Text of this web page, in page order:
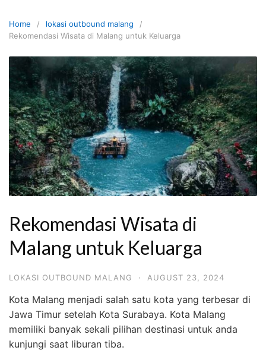
content
Home
lokasi outbound malang
Rekomendasi Wisata di Malang untuk Keluarga
Rekomendasi Wisata di
Malang untuk Keluarga
LOKASI OUTBOUND MALANG · AUGUST 23, 2024
Kota Malang menjadi salah satu kota yang terbesar di
Jawa Timur setelah Kota Surabaya. Kota Malang
memiliki banyak sekali pilihan destinasi untuk anda
kunjungi saat liburan tiba.